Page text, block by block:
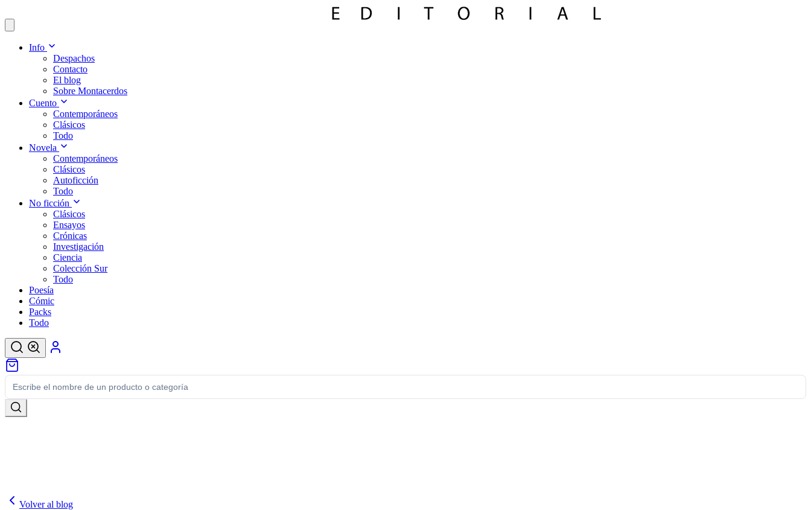
Info
Despachos
Contacto
El blog
Sobre Montacerdos
Cuento
Contemporáneos
Clásicos
Todo
Novela
Contemporáneos
Clásicos
Autoficción
Todo
No ficción
Clásicos
Ensayos
Crónicas
Investigación
Ciencia
Colección Sur
Todo
Poesía
Cómic
Packs
Todo
Volver al blog